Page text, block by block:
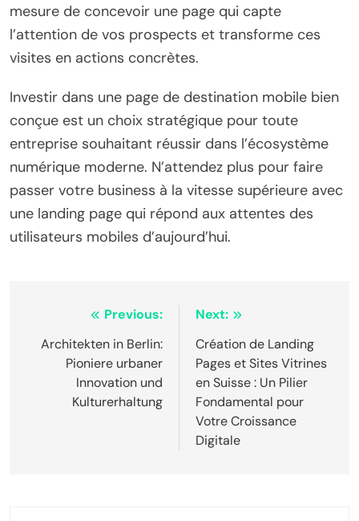
mesure de concevoir une page qui capte
l’attention de vos prospects et transforme ces
visites en actions concrètes.
Investir dans une page de destination mobile bien
conçue est un choix stratégique pour toute
entreprise souhaitant réussir dans l’écosystème
numérique moderne. N’attendez plus pour faire
passer votre business à la vitesse supérieure avec
une landing page qui répond aux attentes des
utilisateurs mobiles d’aujourd’hui.
navigation
Previous:
Architekten in Berlin:
Pioniere urbaner
Innovation und
Kulturerhaltung
Next:
Création de Landing
Pages et Sites Vitrines
en Suisse : Un Pilier
Fondamental pour
Votre Croissance
Digitale